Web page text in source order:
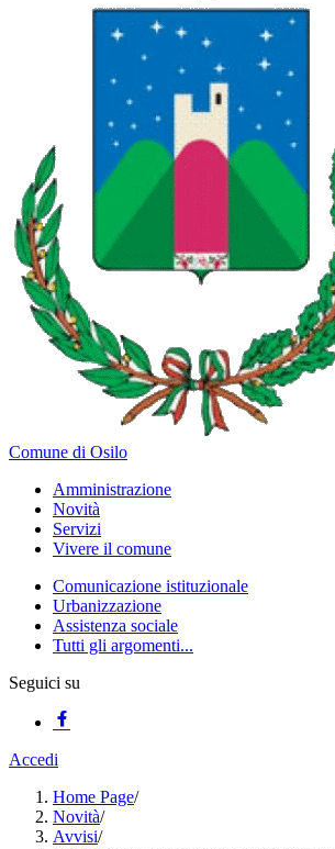
Comune di Osilo
Amministrazione
Novità
Servizi
Vivere il comune
Comunicazione istituzionale
Urbanizzazione
Assistenza sociale
Tutti gli argomenti...
Seguici su
Accedi
Home Page/
Novità/
Avvisi/